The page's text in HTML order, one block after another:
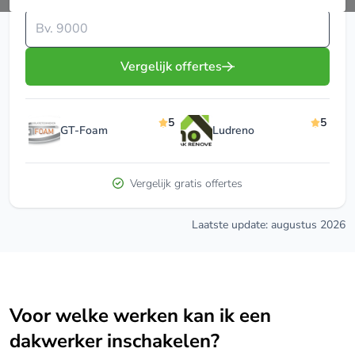
Vul je postcode in
Vergelijk offertes
GT-Foam
5
Ludreno
5
Vergelijk gratis offertes
Laatste update: augustus 2026
Voor welke werken kan ik een
dakwerker inschakelen?